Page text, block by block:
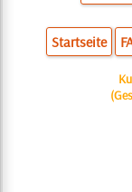
Startseite